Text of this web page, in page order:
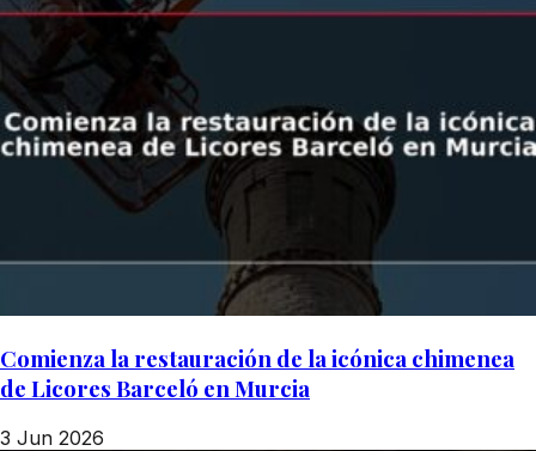
Comienza la restauración de la icónica chimenea
de Licores Barceló en Murcia
3 Jun 2026